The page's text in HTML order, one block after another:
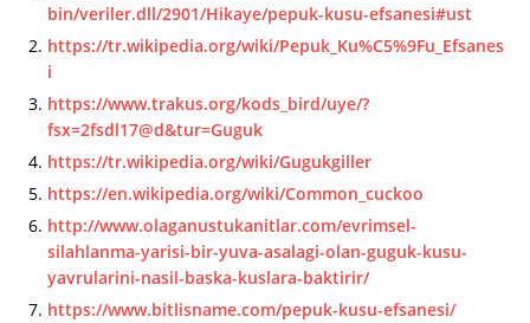
bin/veriler.dll/2901/Hikaye/pepuk-kusu-efsanesi#ust
https://tr.wikipedia.org/wiki/Pepuk_Ku%C5%9Fu_Efsanes
i
https://www.trakus.org/kods_bird/uye/?
fsx=2fsdl17@d&tur=Guguk
https://tr.wikipedia.org/wiki/Gugukgiller
https://en.wikipedia.org/wiki/Common_cuckoo
http://www.olaganustukanitlar.com/evrimsel-
silahlanma-yarisi-bir-yuva-asalagi-olan-guguk-kusu-
yavrularini-nasil-baska-kuslara-baktirir/
https://www.bitlisname.com/pepuk-kusu-efsanesi/